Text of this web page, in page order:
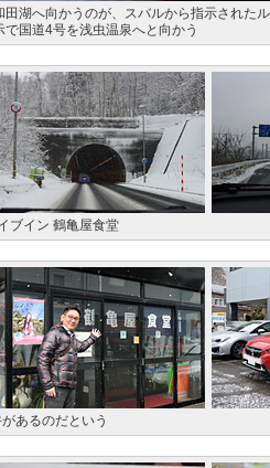
湖へ向かうのが、スバルから指示された
国道4号を浅虫温泉へと向かう
ブイン 鶴亀屋食堂
あるのだという